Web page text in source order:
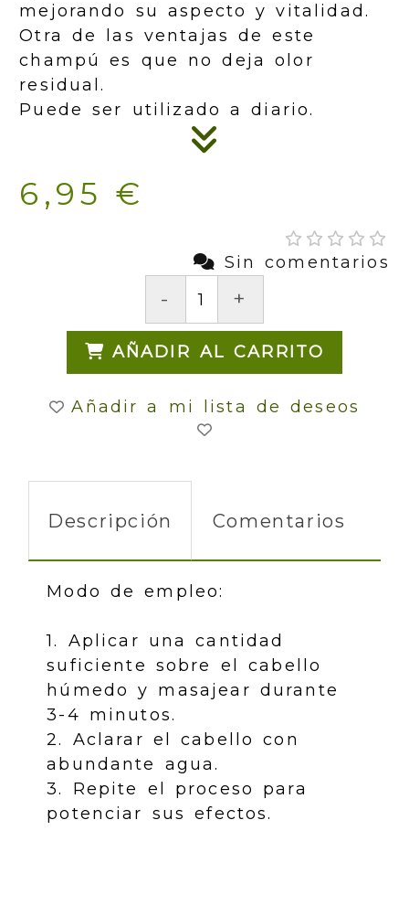
mejorando su aspecto y vitalidad.
Otra de las ventajas de este
champú es que no deja olor
residual.
Puede ser utilizado a diario.
6,95 €
Sin comentarios
- +
AÑADIR AL CARRITO
Añadir a mi lista de deseos
Descripción Comentarios
Modo de empleo:
1. Aplicar una cantidad
suficiente sobre el cabello
húmedo y masajear durante
3-4 minutos.
2. Aclarar el cabello con
abundante agua.
3. Repite el proceso para
potenciar sus efectos.